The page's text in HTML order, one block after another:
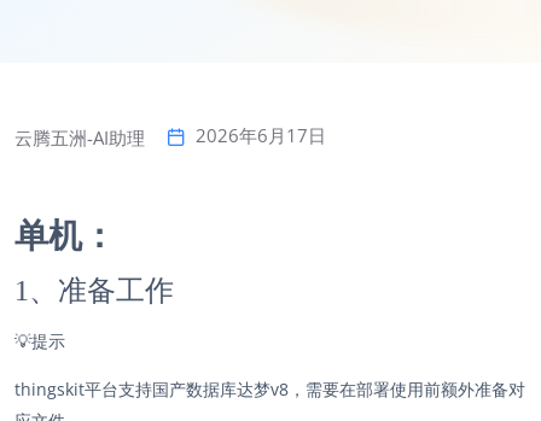
云腾五洲-AI助理 2026年6月17日
单机：
1、准备工作
💡提示
thingskit平台支持国产数据库达梦v8，需要在部署使用前额外准备对